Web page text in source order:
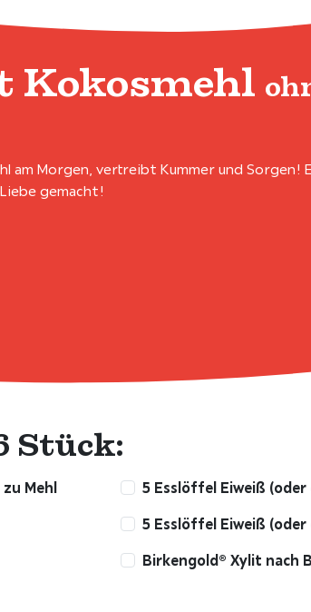
Kokosmehl
am Morgen, vertreibt Kummer und Sorgen!
gemacht!
Stück:
Mehl
5 Esslöffel Eiweiß (oder
5 Esslöffel Eiweiß (oder
Birkengold® Xylit nach